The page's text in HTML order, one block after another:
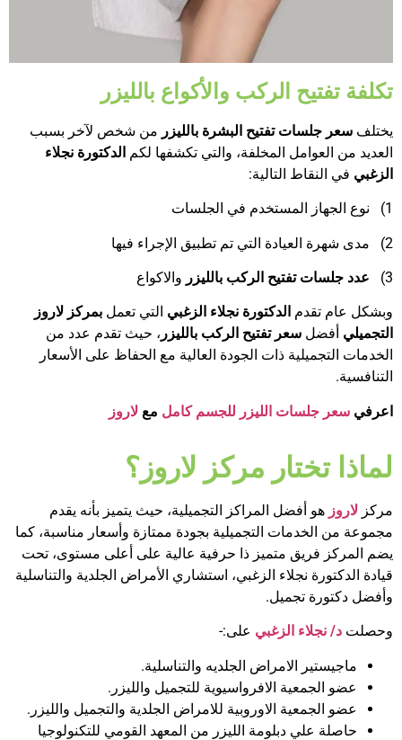
تكلفة تفتيح الركب والأكواع بالليزر
يختلف سعر جلسات تفتيح البشرة بالليزر من شخص لآخر بسبب
العديد من العوامل المخلفة، والتي تكشفها لكم الدكتورة نجلاء
الزغبي في النقاط التالية:
1) نوع الجهاز المستخدم في الجلسات
2) مدى شهرة العيادة التي تم تطبيق الإجراء فيها
3) عدد جلسات تفتيح الركب بالليزر والاكواع
وبشكل عام تقدم الدكتورة نجلاء الزغبي التي تعمل بمركز لاروز
التجميلي أفضل سعر تفتيح الركب بالليزر ، حيث تقدم عدد من
الخدمات التجميلية ذات الجودة العالية مع الحفاظ على الأسعار
التنافسية.
اعرفي سعر جلسات الليزر للجسم كامل مع لاروز
لماذا تختار مركز لاروز؟
مركز لاروز هو أفضل المراكز التجميلية، حيث يتميز بأنه يقدم
مجموعة من الخدمات التجميلية بجودة ممتازة وأسعار مناسبة، كما
يضم المركز فريق متميز ذا حرفية عالية على أعلى مستوى، تحت
قيادة الدكتورة نجلاء الزغبي، استشاري الأمراض الجلدية والتناسلية
وأفضل دكتورة تجميل.
وحصلت د/ نجلاء الزغبي على:-
ماجيستير الامراض الجلديه والتناسلية.
عضو الجمعية الافرواسيوية للتجميل والليزر.
عضو الجمعية الاوروبية للامراض الجلدية والتجميل والليزر.
حاصلة علي دبلومة الليزر من المعهد القومي للتكنولوجيا